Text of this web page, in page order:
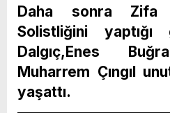
Daha sonra Zifa
Solistliğini
Dalgıç,Enes
Muharrem Çıngıl
yaşattı.